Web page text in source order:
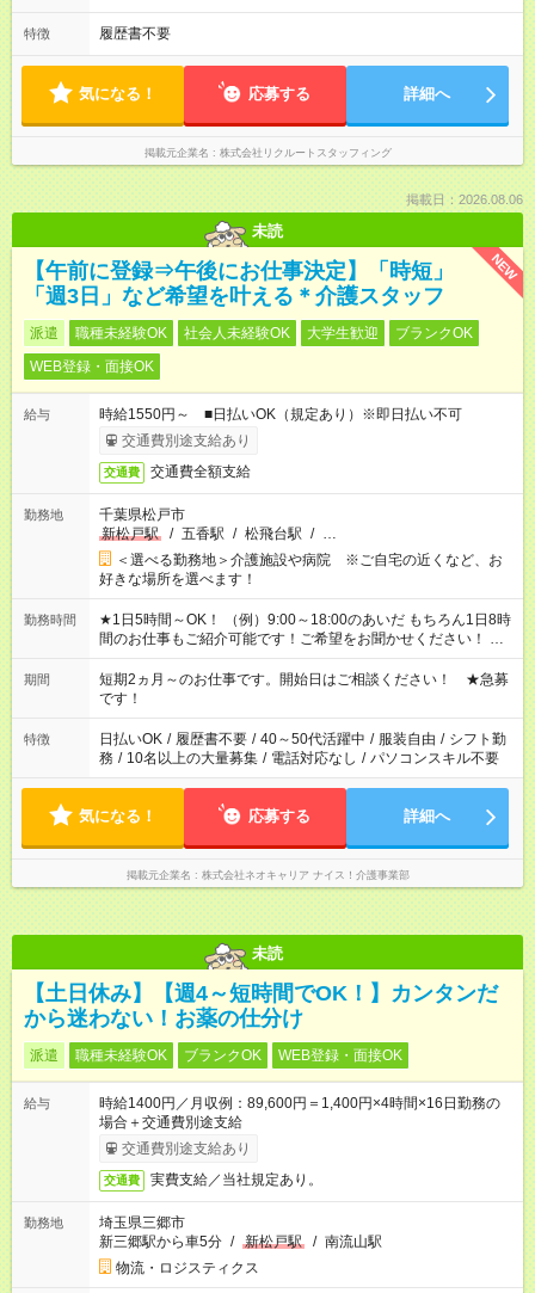
特徴 履歴書不要
気になる！ 応募する 詳細へ
掲載元企業名 株式会社リクルートスタッフィング
掲載日：2026.08.06
未読
NEW
【午前に登録⇒午後にお仕事決定】「時短」
「週3日」など希望を叶える＊介護スタッフ
派遣 職種未経験OK 社会人未経験OK 大学生歓迎
ブランクOK
WEB登録・面接OK
給与
時給1550円～ ■日払いOK（規定あり）※即日払い不可
交通費別途支給あり
交通費 交通費全額支給
勤務地
千葉県松戸市
新松戸駅
/ 五香駅 / 松飛台駅 / …
＜選べる勤務地＞介護施設や病院 ※ご自宅の近くなど、お
好きな場所を選べます！
勤務時間
★1日5時間～OK！ （例）9:00～18:00のあいだ もちろん1日8時
間のお仕事もご紹介可能です！ご希望をお聞かせください！ ※
週最低15時間以上の勤務が必要です
期間
短期2ヵ月～のお仕事です。開始日はご相談ください！ ★急募
です！
特徴 日払いOK / 履歴書不要 / 40～50代活躍中 / 服装自由 / シフト勤
務 / 10名以上の大量募集 / 電話対応なし / パソコンスキル不要
気になる！ 応募する 詳細へ
掲載元企業名 株式会社ネオキャリア ナイス！介護事業部
未読
【土日休み】【週4～短時間でOK！】カンタンだ
から迷わない！お薬の仕分け
派遣 職種未経験OK ブランクOK WEB登録・面接OK
給与
時給1400円／月収例：89,600円＝1,400円×4時間×16日勤務の
場合＋交通費別途支給
交通費別途支給あり
交通費 実費支給／当社規定あり。
勤務地
埼玉県三郷市
新三郷駅から車5分 / 新松戸駅 / 南流山駅
物流・ロジスティクス